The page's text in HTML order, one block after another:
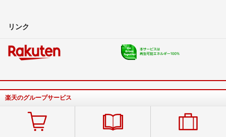
リンク
楽天のグループサービス